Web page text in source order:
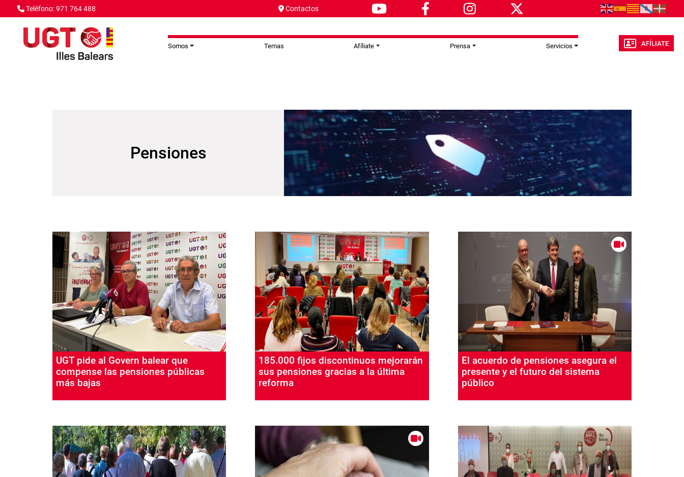
Pasar al contenido principal
Teléfono: 971 764 488 Contactos
Somos Temas Afíliate Prensa Servicios AFÍLIATE
Pensiones
UGT pide al Govern balear que
compense las pensiones públicas
más bajas
185.000 fijos discontinuos mejorarán
sus pensiones gracias a la última
reforma
El acuerdo de pensiones asegura el
presente y el futuro del sistema
público